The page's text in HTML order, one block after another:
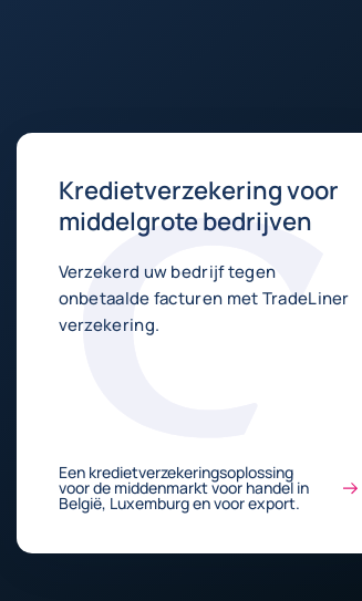
Kredietverzekering voor
middelgrote bedrijven
Verzekerd uw bedrijf tegen
onbetaalde facturen met TradeLiner
verzekering.
Een kredietverzekeringsoplossing
voor de middenmarkt voor handel in
België, Luxemburg en voor export.